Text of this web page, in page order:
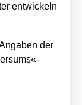
ent­wi­ckeln
der